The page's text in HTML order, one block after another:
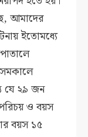
আমাদের
ইতোমধ্যে
যে ২৯ জন
ও বয়স
বয়স ১৫